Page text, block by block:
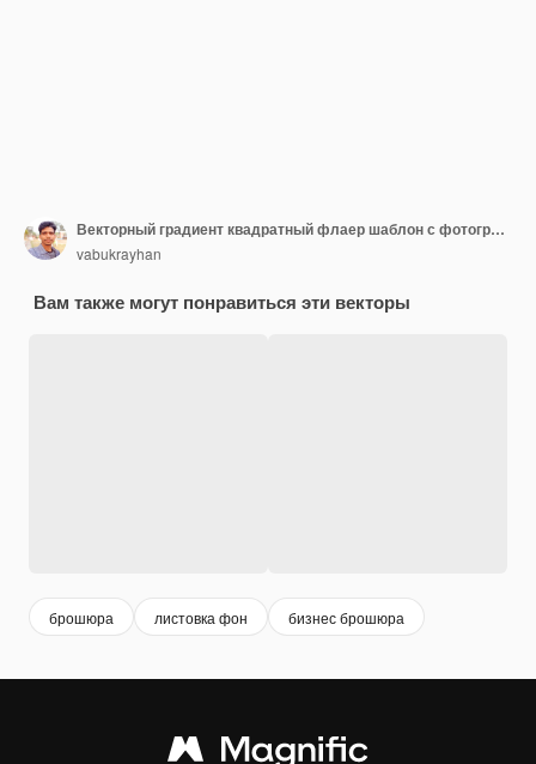
Векторный градиент квадратный флаер шаблон с фотографией.
vabukrayhan
Вам также могут понравиться эти векторы
брошюра листовка фон бизнес брошюра